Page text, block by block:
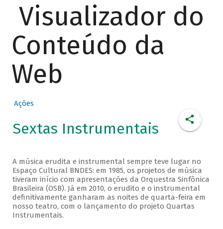
Visualizador do
Conteúdo da
Web
Ações
Sextas Instrumentais
A música erudita e instrumental sempre teve lugar no
Espaço Cultural BNDES: em 1985, os projetos de música
tiveram início com apresentações da Orquestra Sinfônica
Brasileira (OSB). Já em 2010, o erudito e o instrumental
definitivamente ganharam as noites de quarta-feira em
nosso teatro, com o lançamento do projeto Quartas
Instrumentais.